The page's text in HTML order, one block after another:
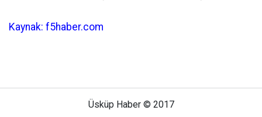
Kaynak: f5haber.com
Üsküp Haber © 2017